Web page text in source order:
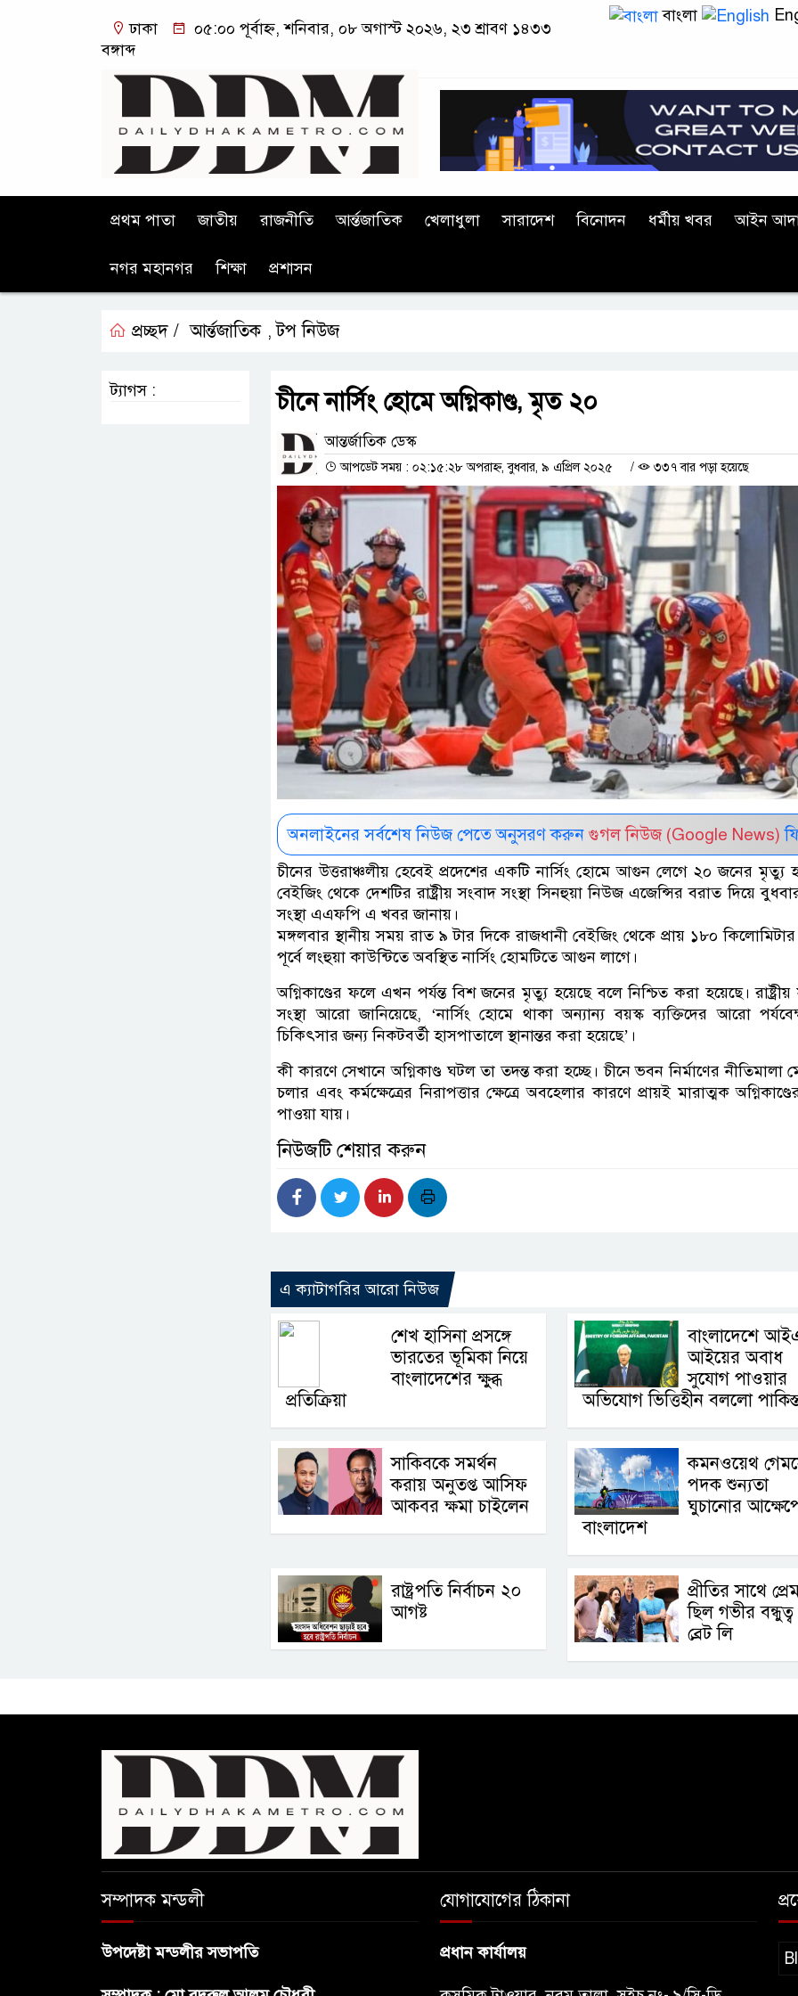
ঢাকা
০৫:০০ পূর্বাহ্ন, শনিবার, ০৮ অগাস্ট ২০২৬, ২৩ শ্রাবণ ১৪৩৩
বঙ্গাব্দ
বাংলা
প্রথম পাতা জাতীয় রাজনীতি আর্ন্তজাতিক খেলাধুলা সারাদেশ বিনোদন ধর্মীয় খবর আইন
নগর মহানগর শিক্ষা প্রশাসন
প্রচ্ছদ / আর্ন্তজাতিক ,টপ নিউজ
চীনে নার্সিং হোমে অগ্নিকাণ্ড, মৃত ২০
আন্তর্জাতিক ডেস্ক
আপডেট সময় : ০২:১৫:২৮ অপরাহ্ন, বুধবার, ৯ এপ্রিল ২০২৫ / ৩৩৭ বার পড়া হয়েছে
অনলাইনের সর্বশেষ নিউজ পেতে অনুসরণ করুন গুগল নিউজ (Google News)
চীনের উত্তরাঞ্চলীয় হেবেই প্রদেশের একটি নার্সিং হোমে আগুন লেগে ২০ জনের মৃত্যু
বেইজিং থেকে দেশটির রাষ্ট্রীয় সংবাদ সংস্থা সিনহুয়া নিউজ এজেন্সির বরাত দিয়ে বুধবার
সংস্থা এএফপি এ খবর জানায়।
মঙ্গলবার স্থানীয় সময় রাত ৯ টার দিকে রাজধানী বেইজিং থেকে প্রায় ১৮০
পূর্বে লংহুয়া কাউন্টিতে অবস্থিত নার্সিং হোমটিতে আগুন লাগে।
অগ্নিকাণ্ডের ফলে এখন পর্যন্ত বিশ জনের মৃত্যু হয়েছে বলে নিশ্চিত করা হয়েছে। রাষ্ট্রীয়
সংস্থা আরো জানিয়েছে, ‘নার্সিং হোমে থাকা অন্যান্য বয়স্ক ব্যক্তিদের আরো
চিকিৎসার জন্য নিকটবর্তী হাসপাতালে স্থানান্তর করা হয়েছে’।
কী কারণে সেখানে অগ্নিকাণ্ড ঘটল তা তদন্ত করা হচ্ছে। চীনে ভবন নির্মাণের নীতিমালা
চলার এবং কর্মক্ষেত্রের নিরাপত্তার ক্ষেত্রে অবহেলার কারণে প্রায়ই মারাত্মক
পাওয়া যায়।
নিউজটি শেয়ার করুন
এ ক্যাটাগরির আরো নিউজ
শেখ হাসিনা প্রসঙ্গে
ভারতের ভূমিকা নিয়ে
বাংলাদেশের ক্ষুব্ধ
প্রতিক্রিয়া
বাংলাদেশে
আইয়ের অবাধ
সুযোগ পাওয়ার
অভিযোগ ভিত্তিহীন বললো
সাকিবকে সমর্থন
করায় অনুতপ্ত আসিফ
আকবর ক্ষমা চাইলেন
কমনওয়েথ
পদক শুন্যতা
ঘুচানোর
বাংলাদেশ
রাষ্ট্রপতি নির্বাচন ২০
আগষ্ট
প্রীতির সাথে
ছিল গভীর বন্ধুত্ব
ব্রেট লি
ট্যাগস :
সম্পাদক মন্ডলী
উপদেষ্টা মন্ডলীর সভাপতি
যোগাযোগের ঠিকানা
প্রধান কার্যালয়